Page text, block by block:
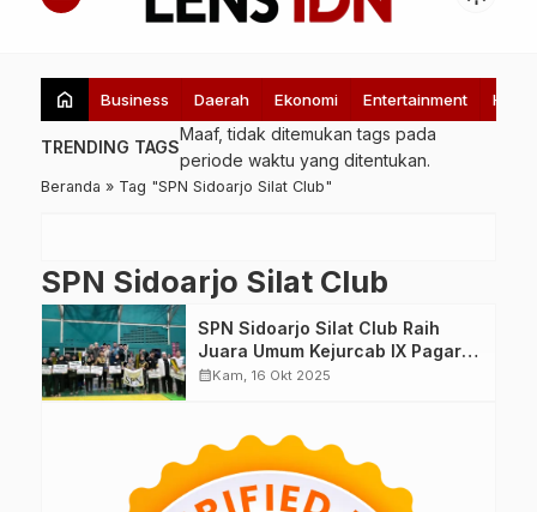
home Business Daerah Ekonomi Entertainment
TRENDING TAGS
Maaf, tidak ditemukan tags pada
periode waktu yang ditentukan.
Beranda » Tag "SPN Sidoarjo Silat Club"
SPN Sidoarjo Silat Club
SPN Sidoarjo Silat Club Raih
Juara Umum Kejurcab IX Pagar
Nusa Kabupaten Sidoarjo 2025
calendar_monthKam, 16 Okt 2025